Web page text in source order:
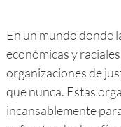
En un mundo donde
económicas y
organizaciones de
que nunca. Estas
incansablemente